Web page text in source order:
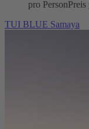
pro PersonPreis
TUI BLUE Samaya